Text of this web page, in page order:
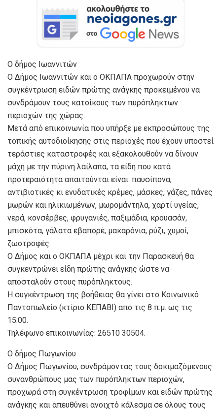
Ο δήμος Ιωαννιτών
Ο Δήμος Ιωαννιτών και ο ΟΚΠΑΠΑ προχωρούν στην
συγκέντρωση ειδών πρώτης ανάγκης προκειμένου να
συνδράμουν τους κατοίκους των πυρόπληκτων
περιοχών της χώρας.
Μετά από επικοινωνία που υπήρξε με εκπροσώπους της
τοπικής αυτοδιοίκησης στις περιοχές που έχουν υποστεί
τεράστιες καταστροφές και εξακολουθούν να δίνουν
μάχη με την πύρινη λαίλαπα, τα είδη που κατά
προτεραιότητα απαιτούνται είναι: παυσίπονα,
αντιβιοτικές κι ενυδατικές κρέμες, μάσκες, γάζες, πάνες
μωρών και ηλικιωμένων, μωρομάντηλα, χαρτί υγείας,
νερά, κονσέρβες, φρυγανιές, παξιμάδια, κρουασάν,
μπισκότα, γάλατα εβαπορέ, μακαρόνια, ρύζι, χυμοί,
ζωοτροφές.
Ο Δήμος και ο ΟΚΠΑΠΑ μέχρι και την Παρασκευή θα
συγκεντρώνει είδη πρώτης ανάγκης ώστε να
αποσταλούν στους πυρόπληκτους.
Η συγκέντρωση της βοήθειας θα γίνει στο Κοινωνικό
Παντοπωλείο (κτίριο ΚΕΠΑΒΙ) από τις 8 π.μ. ως τις
15:00.
Τηλέφωνο επικοινωνίας: 26510 30504.
Ο δήμος Πωγωνίου
Ο Δήμος Πωγωνίου, συνδράμοντας τους δοκιμαζόμενους
συνανθρώπους μας των πυρόπληκτων περιοχών,
προχωρά στη συγκέντρωση τροφίμων και ειδών πρώτης
ανάγκης και απευθύνει ανοιχτό κάλεσμα σε όλους τους